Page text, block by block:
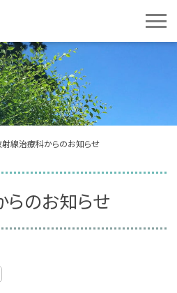
射線治療科からのお知らせ
のお知らせ